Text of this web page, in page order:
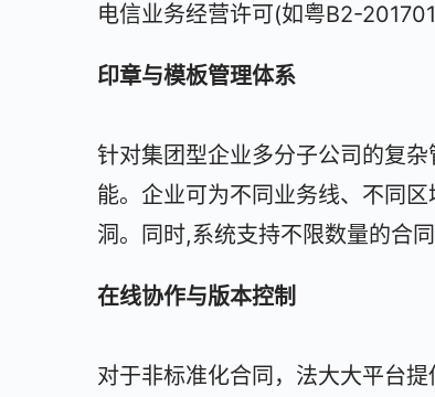
电信业务经营许可(如粤B2-
印章与模板管理体系
针对集团型企业多分子公司的复
能。企业可为不同业务线、不同
洞。同时,系统支持不限数量的合
在线协作与版本控制
对于非标准化合同，法大大平台